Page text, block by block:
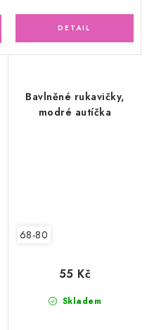
Bavlněné rukavičky,
modré autíčka
68-80
Skladem
55 Kč